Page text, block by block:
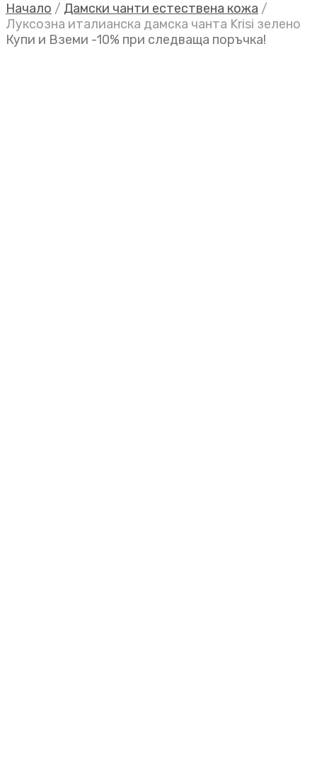
Начало / Дамски чанти естествена кожа /
Луксозна италианска дамска чанта Krisi зелено
Купи и Вземи -10% при следваща поръчка!